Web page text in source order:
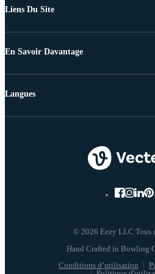
Liens Du Site
En Savoir Davantage
© 2026 Eezy LLC Tous
Conditions d’utilisation
Langues